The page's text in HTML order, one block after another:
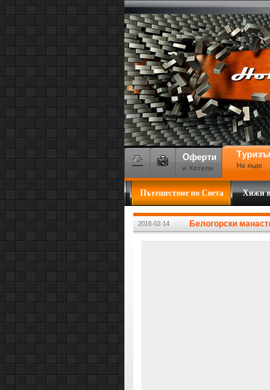
Оферти
и Хотели На къде
Пътешествие по Света Хижи
2016-02-14 Белогорски